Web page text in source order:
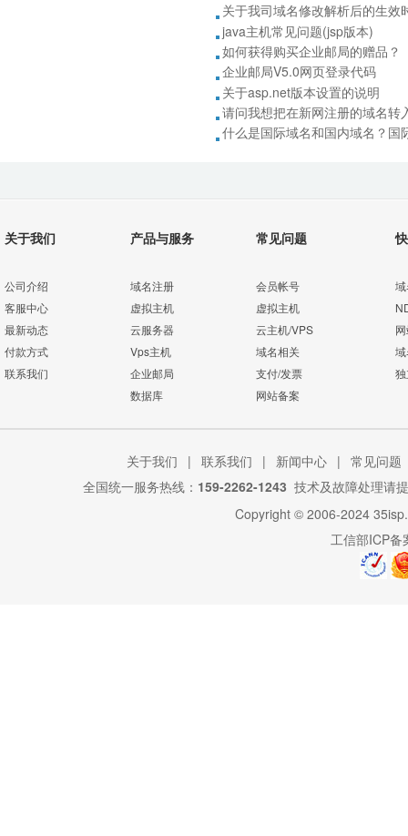
关于我司域名修改解析后的生效
java主机常见问题(jsp版本)
如何获得购买企业邮局的赠品？
企业邮局V5.0网页登录代码
关于asp.net版本设置的说明
请问我想把在新网注册的域名转
什么是国际域名和国内域名？国
关于我们
公司介绍
客服中心
最新动态
付款方式
联系我们
产品与服务
域名注册
虚拟主机
云服务器
Vps主机
企业邮局
数据库
常见问题
会员帐号
虚拟主机
云主机/VPS
域名相关
支付/发票
网站备案
关于我们 | 联系我们 | 新闻中心 | 常见问题
全国统一服务热线： 159-2262-1243 技术及故障处理请
Copyright © 2006-2024
工信部ICP备